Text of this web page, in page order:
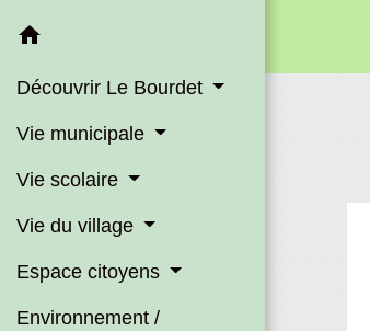
home
Découvrir Le Bourdet
Vie municipale
Vie scolaire
Vie du village
Espace citoyens
Environnement /